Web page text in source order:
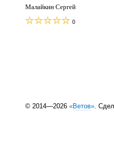
Малайкин Сергей
0
© 2014—2026 «Ветов».